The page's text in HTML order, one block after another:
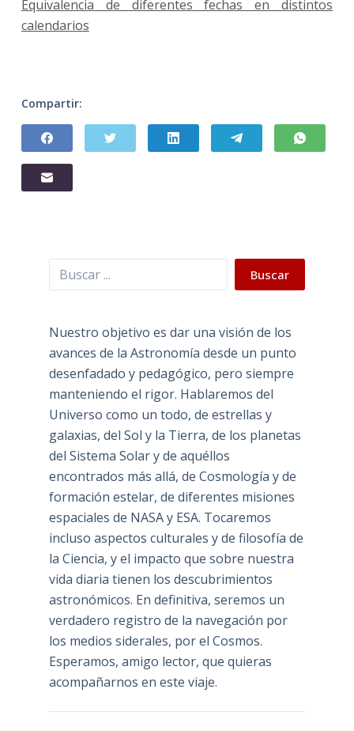
Equivalencia de diferentes fechas en distintos
calendarios
Compartir:
Buscar Buscar
Nuestro objetivo es dar una visión de los
avances de la Astronomía desde un punto
desenfadado y pedagógico, pero siempre
manteniendo el rigor. Hablaremos del
Universo como un todo, de estrellas y
galaxias, del Sol y la Tierra, de los planetas
del Sistema Solar y de aquéllos
encontrados más allá, de Cosmología y de
formación estelar, de diferentes misiones
espaciales de NASA y ESA. Tocaremos
incluso aspectos culturales y de filosofía de
la Ciencia, y el impacto que sobre nuestra
vida diaria tienen los descubrimientos
astronómicos. En definitiva, seremos un
verdadero registro de la navegación por
los medios siderales, por el Cosmos.
Esperamos, amigo lector, que quieras
acompañarnos en este viaje.